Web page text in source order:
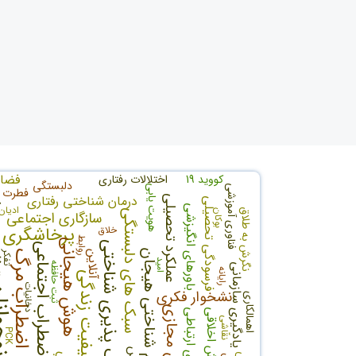
اضطراب مرگ
پرخاشگری
اضطراب اجتماعیهوش هیجانیکیفیت زندگیانعطاف پذیری شناختیسبک های دلبستگیتنظیم شناختی هیجاننشخوار فکری
سازگاری اجتماعی عملکرد تحصیلی
یادگیری سازمانی
درمان شناختی رفتاری فرسودگی تحصیلیباورهای انگیزشی
هوش اخلاقی
آنلاین
هویت یابی نگرش به طلاق
دلبستگی فناوری آموزشی
اختلالات رفتاری
اهمالکاری
فطرت
کووید 19
روابط
تفکر
ثبت حافظه
خلاق
نقّاشی
دخانیات
PCK
رایانه
بوکان
امید